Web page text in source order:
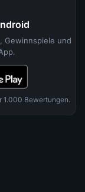
Gewinnspiele und
1.000 Bewertungen.